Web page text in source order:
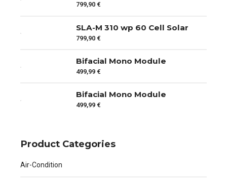
799,90 €
SLA-M 310 wp 60 Cell Solar
799,90 €
Bifacial Mono Module
499,99 €
Bifacial Mono Module
499,99 €
Product Categories
Air-Condition